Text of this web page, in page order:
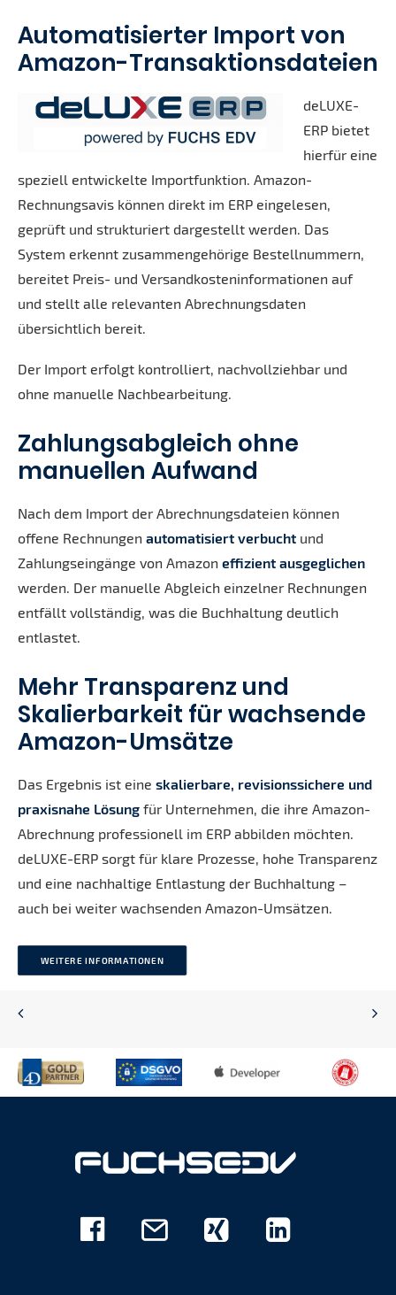
Automatisierter Import von
Amazon-Transaktionsdateien
deLUXE-
ERP bietet
hierfür eine
speziell entwickelte Importfunktion. Amazon-
Rechnungsavis können direkt im ERP eingelesen,
geprüft und strukturiert dargestellt werden. Das
System erkennt zusammengehörige Bestellnummern,
bereitet Preis- und Versandkosteninformationen auf
und stellt alle relevanten Abrechnungsdaten
übersichtlich bereit.
Der Import erfolgt kontrolliert, nachvollziehbar und
ohne manuelle Nachbearbeitung.
Zahlungsabgleich ohne
manuellen Aufwand
Nach dem Import der Abrechnungsdateien können
offene Rechnungen automatisiert verbucht und
Zahlungseingänge von Amazon effizient ausgeglichen
werden. Der manuelle Abgleich einzelner Rechnungen
entfällt vollständig, was die Buchhaltung deutlich
entlastet.
Mehr Transparenz und
Skalierbarkeit für wachsende
Amazon-Umsätze
Das Ergebnis ist eine skalierbare, revisionssichere und
praxisnahe Lösung für Unternehmen, die ihre Amazon-
Abrechnung professionell im ERP abbilden möchten.
deLUXE-ERP sorgt für klare Prozesse, hohe Transparenz
und eine nachhaltige Entlastung der Buchhaltung –
auch bei weiter wachsenden Amazon-Umsätzen.
WEITERE INFORMATIONEN